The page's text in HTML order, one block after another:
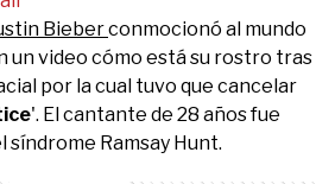
Bieberconmocionó al mundo
un video cómo está su rostro tras
por la cual tuvo que cancelar
'. El cantante de 28 años fue
Ramsay Hunt.